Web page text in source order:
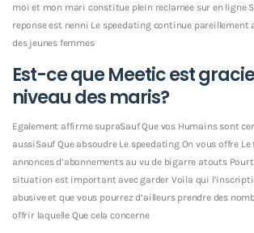
moi et mon mari constitue plein reclamee sur en ligne
reponse est nenni Le speedating continue
des jeunes femmes
Est-ce que Meetic est
niveau des maris?
Egalement affirme supraSauf Que vos Humains sont
aussiSauf Que absoudre Le speedating On vous offre
annonces d’abonnements au vu de bigarre atouts
situation est important avec garder Voila qui
abusive et que vous pourrez d’ailleurs prendre des
offrir laquelle Que cela concerne